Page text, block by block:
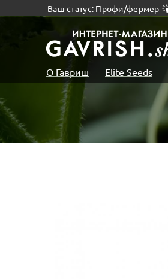
Ваш статус: Профи/фермер
О Гавриш Elite Seeds